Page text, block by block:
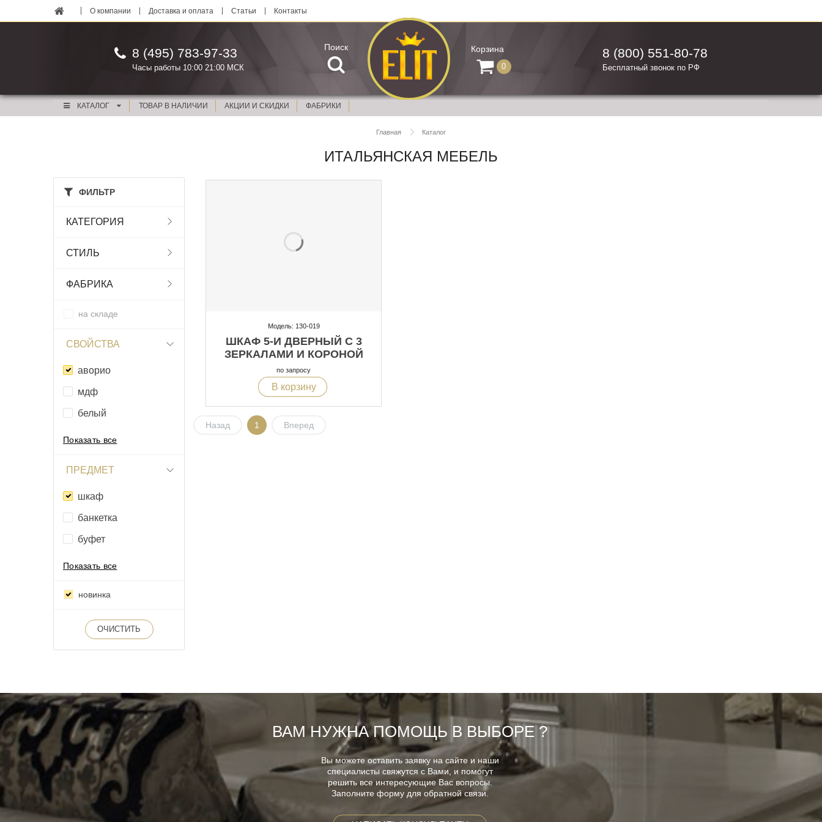
О компании Доставка и оплата Статьи Контакты
8 (495) 783-97-33
Часы работы 10:00 21:00 МСК
Поиск Корзина
0
8 (800) 551-80-78
Бесплатный звонок по РФ
КАТАЛОГ ТОВАР В НАЛИЧИИ АКЦИИ И СКИДКИ ФАБРИКИ
Главная Каталог
ИТАЛЬЯНСКАЯ МЕБЕЛЬ
ФИЛЬТР
КАТЕГОРИЯ
СТИЛЬ
ФАБРИКА
на складе
СВОЙСТВА
аворио
мдф
белый
Показать все
ПРЕДМЕТ
шкаф
банкетка
буфет
Показать все
новинка
ОЧИСТИТЬ
Модель: 130-019
ШКАФ 5-И ДВЕРНЫЙ С 3
ЗЕРКАЛАМИ И КОРОНОЙ
по запросу
В корзину
Назад 1 Вперед
ВАМ НУЖНА ПОМОЩЬ В ВЫБОРЕ ?
Вы можете оставить заявку на сайте и наши
специалисты свяжутся с Вами, и помогут
решить все интересующие Вас вопросы.
Заполните форму для обратной связи.